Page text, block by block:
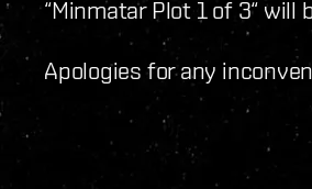
“Minmatar Plot 1 of 3“
Apologies for any